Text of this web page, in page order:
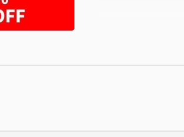
★全面リニューア
★ご夕食は、和食